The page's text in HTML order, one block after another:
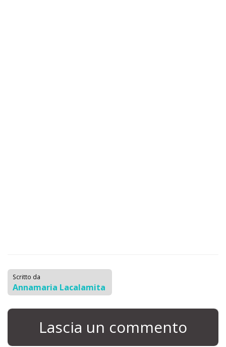
Scritto da
Annamaria Lacalamita
Lascia un commento